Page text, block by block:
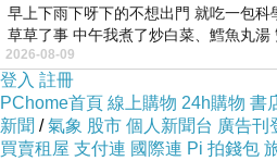
在2026 COMPUTEX台北
達以四大事業藍圖呈現AI應
早上下雨下呀下的不想出門 就吃一包
草草了事 中午我煮了炒白菜、鱈魚丸湯
2026-08-09
登入 註冊
PChome首頁 線上購物 24h購物 書
新聞 /氣象 股市 個人新聞台 廣告刊
買賣租屋 支付連 國際連 Pi 拍錢包